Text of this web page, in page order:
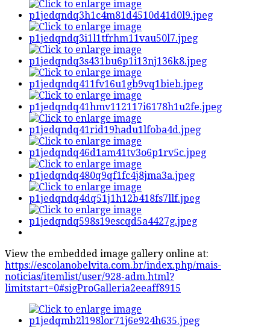
View the embedded image gallery online at:
https://escolanobelvita.com.br/index.php/mais-
noticias/itemlist/user/928-adm.html?
limitstart=0#sigProGalleria2eeaff8915